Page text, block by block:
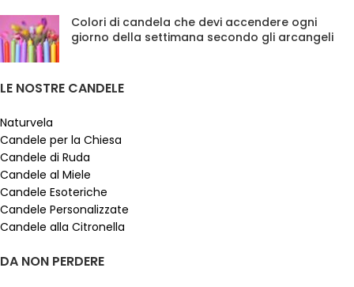
Colori di candela che devi accendere ogni
giorno della settimana secondo gli arcangeli
LE NOSTRE CANDELE
Naturvela
Candele per la Chiesa
Candele di Ruda
Candele al Miele
Candele Esoteriche
Candele Personalizzate
Candele alla Citronella
DA NON PERDERE